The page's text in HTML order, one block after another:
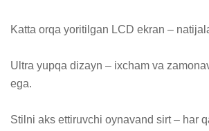
Katta orqa yoritilgan LCD ekran –
Ultra yupqa dizayn – ixcham va
ega.
Stilni aks ettiruvchi oynavand sirt – har